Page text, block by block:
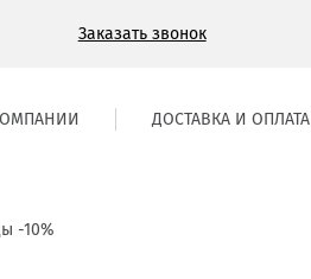
Заказать звонок
ДОСТАВКА И ОПЛАТА
-10%